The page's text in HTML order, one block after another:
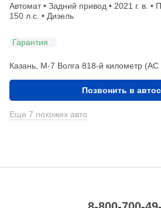
Автомат • Задний привод • 2021 г. в. •
150 л.с. • Дизель
Гарантия
Казань, М-7 Волга 818-й километр
Позвонить в
Еще 7 похожих авто